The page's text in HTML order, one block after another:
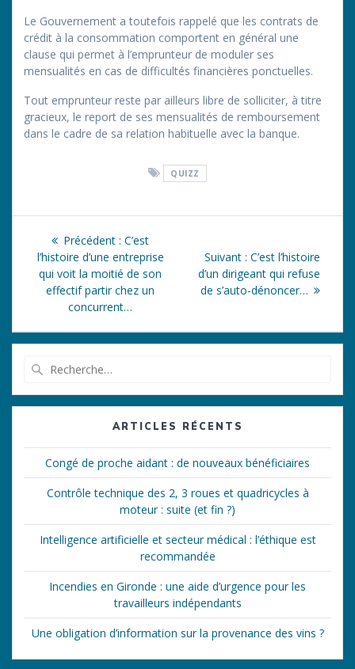
Le Gouvernement a toutefois rappelé que les contrats de
crédit à la consommation comportent en général une
clause qui permet à l’emprunteur de moduler ses
mensualités en cas de difficultés financières ponctuelles.
Tout emprunteur reste par ailleurs libre de solliciter, à titre
gracieux, le report de ses mensualités de remboursement
dans le cadre de sa relation habituelle avec la banque.
QUIZZ
Navigation
de
l’article
Précédent : Article
précédent
C’est
l’histoire d’une entreprise
qui voit la moitié de son
effectif partir chez un
concurrent…
Suivant : Article
suivant
:
C’est l’histoire
d’un dirigeant qui refuse
de s’auto-dénoncer…
:
ARTICLES RÉCENTS
Congé de proche aidant : de nouveaux bénéficiaires
Contrôle technique des 2, 3 roues et quadricycles à
moteur : suite (et fin ?)
Intelligence artificielle et secteur médical : l’éthique est
recommandée
Incendies en Gironde : une aide d’urgence pour les
travailleurs indépendants
Une obligation d’information sur la provenance des vins ?